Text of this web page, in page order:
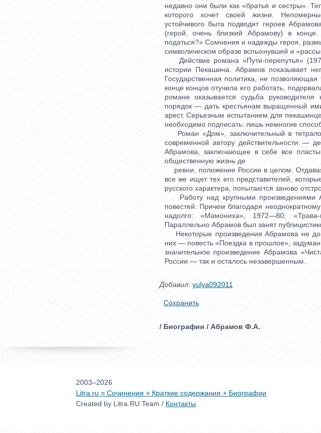
недавно они были как «братья и сестры».
которого хочет своей жизни.
устойчивого быта подводят героев
(герой, очень близкий Абрамову) в
податься?» Сомнения и надежды героя,
символическом образе вспыхнувшей и
Действие романа «Пути-перепутья»
истории Пекашина. Абрамов показывает
Государственная политика, не позволяющая
конце концов отучила его работать,
романе оказывается судьба
порядок — дать крестьянам выращенный
арест. Серьезным испытанием для
необходимо подписать: лишь немногие
Роман «Дом», заключительный в
современной автору действительности
Абрамова, заключающее в себе все
общественную жизнь де
ревни, положение России в целом.
все же ищет тех его представителей,
русского характера, попытаются заново
Работу над крупными произведениями
повестей. Причем благодаря
надолго: «Мамониха», 1972—80;
Параллельно Абрамов был занят
Некоторые произведения Абрамова не
них — повесть «Поездка в прошлое»,
значительное произведение Абрамова
России — так и осталось незавершенным.
Добавил: yulya092011
Сохранить
/ Биографии / Абрамов Ф.А.
2003–2026
Litra.ru = Сочинения + Краткие содержания + Биографии
Created by Litra.RU Team / Контакты